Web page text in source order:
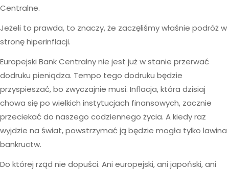
Centralne.
Jeżeli to prawda, to znaczy, że zaczęliśmy właśnie podróż w
stronę hiperinflacji.
Europejski Bank Centralny nie jest już w stanie przerwać
dodruku pieniądza. Tempo tego dodruku będzie
przyspieszać, bo zwyczajnie musi. Inflacja, która dzisiaj
chowa się po wielkich instytucjach finansowych, zacznie
przeciekać do naszego codziennego życia. A kiedy raz
wyjdzie na świat, powstrzymać ją będzie mogła tylko lawina
bankructw.
Do której rząd nie dopuści. Ani europejski, ani japoński, ani